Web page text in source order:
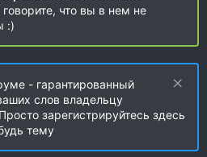
говорите, что вы в нем не
:)
- гарантированный
слов владельцу
зарегистрируйтесь здесь
тему